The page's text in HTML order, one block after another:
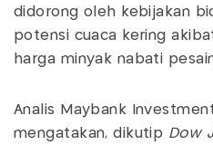
didorong oleh kebijakan
potensi cuaca kering
harga minyak nabati
Analis Maybank
mengatakan, dikutip Dow